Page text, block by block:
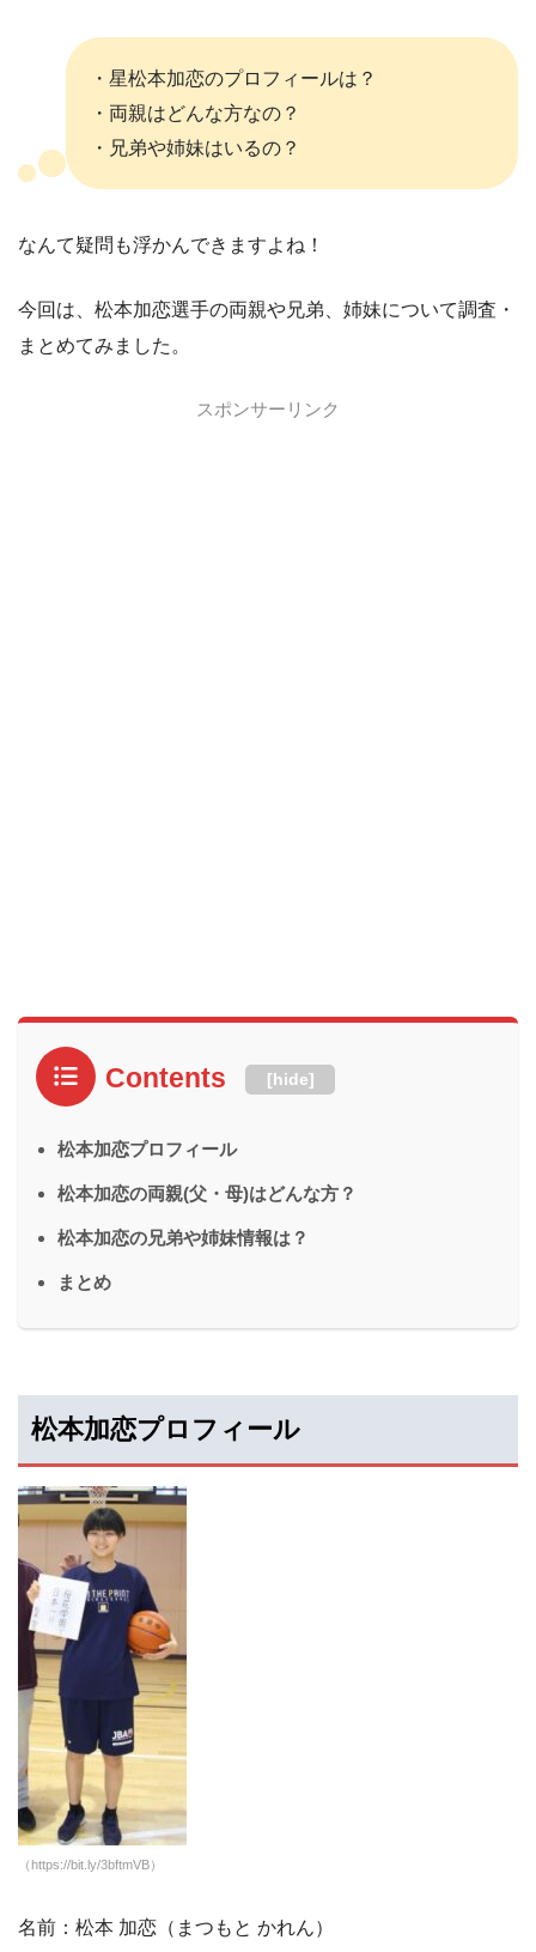
・星松本加恋のプロフィールは？
・両親はどんな方なの？
・兄弟や姉妹はいるの？
なんて疑問も浮かんできますよね！
今回は、松本加恋選手の両親や兄弟、姉妹について調査・
まとめてみました。
スポンサーリンク
Contents [hide]
松本加恋プロフィール
松本加恋の両親(父・母)はどんな方？
松本加恋の兄弟や姉妹情報は？
まとめ
松本加恋プロフィール
（https://bit.ly/3bftmVB）
名前：松本 加恋（まつもと かれん）